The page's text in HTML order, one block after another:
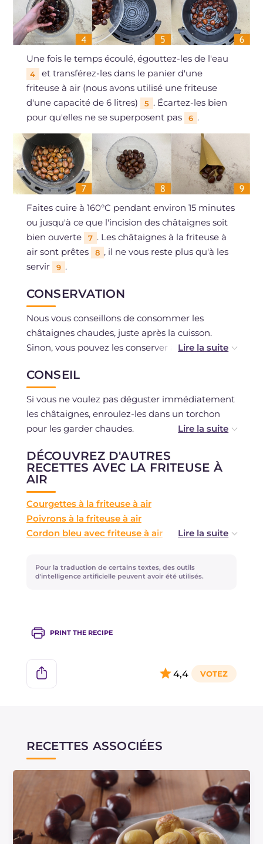
Une fois le temps écoulé, égouttez-les de l'eau
4
et transférez-les dans le panier d'une
friteuse à air (nous avons utilisé une friteuse
d'une capacité de 6 litres)
5 . Écartez-les bien
pour qu'elles ne se superposent pas
6 .
Faites cuire à 160°C pendant environ 15 minutes
ou jusqu'à ce que l'incision des châtaignes soit
bien ouverte
7 . Les châtaignes à la friteuse à
air sont prêtes
8 , il ne vous reste plus qu'à les
servir
9 .
CONSERVATION
Nous vous conseillons de consommer les
châtaignes chaudes, juste après la cuisson.
Sinon, vous pouvez les conserver à température
immédiatement et les conserver au
réfrigérateur, puis les réchauffer avant de les
CONSEIL
Si vous ne voulez pas déguster immédiatement
les châtaignes, enroulez-les dans un torchon
pour les garder chaudes.
Si vous voulez cuire plus de châtaignes, assurez-
vous qu'elles ne se superposent pas pendant la
cuisson si nécessaire. Si elles sont trop
nombreuses, nous vous recommandons
d'utiliser une friteuse plus grande ou de les
DÉCOUVREZ D'AUTRES
RECETTES AVEC LA FRITEUSE À
AIR
Courgettes à la friteuse à air
Poivrons à la friteuse à air
Cordon bleu avec friteuse à air
Hamburger à la friteuse à air
Mini brioches à la friteuse à air
Pour la traduction de certains textes, des outils
d'intelligence artificielle peuvent avoir été utilisés.
PRINT THE RECIPE
4,4
RECETTES ASSOCIÉES